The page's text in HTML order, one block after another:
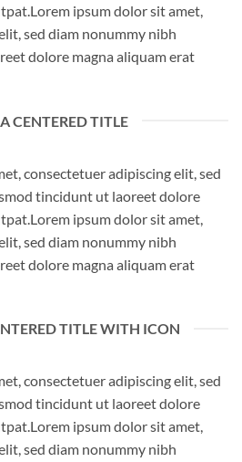
ipsum dolor sit amet,
sed diam nonummy nibh
dolore magna aliquam erat
CENTERED TITLE
consectetuer adipiscing elit, sed
tincidunt ut laoreet dolore
ipsum dolor sit amet,
sed diam nonummy nibh
dolore magna aliquam erat
TITLE WITH ICON
consectetuer adipiscing elit, sed
tincidunt ut laoreet dolore
ipsum dolor sit amet,
sed diam nonummy nibh